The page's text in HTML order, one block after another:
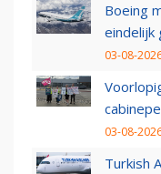
Boeing
eindelijk
03-08-
03-08-
Turkish